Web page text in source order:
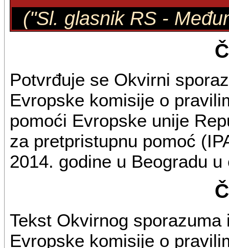
("Sl. glasnik RS -
Potvrđuje se Okvirni
Evropske komisije o
pomoći Evropske unije
za pretpristupnu pomoć
2014. godine u Beogradu
Tekst Okvirnog
Evropske komisije o